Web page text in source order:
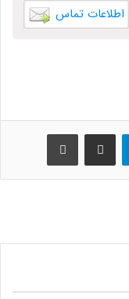
اطلاعات تماس
اشتراک گذاری از طریق ایمیل